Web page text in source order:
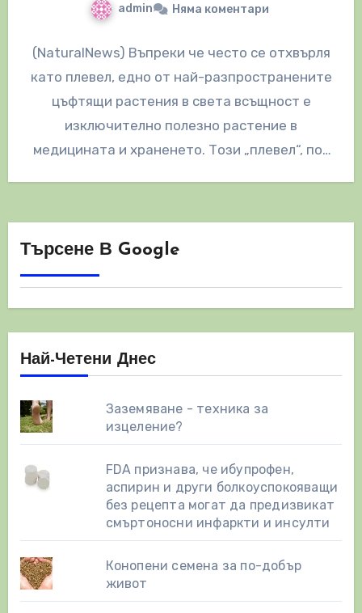
admin Няма коментари
(NaturalNews) Въпреки че често се отхвърля
като плевел, едно от най-разпространените
цъфтящи растения в света всъщност е
изключително полезно растение в
медицината и храненето. Този „плевел“, по-
Търсене В Google
Най-Четени Днес
Заземяване - техника за
изцеление?
FDA признава, че ибупрофен,
аспирин и други болкоуспокояващи
без рецепта могат да предизвикат
смъртоносни инфаркти и инсулти
Конопени семена за по-добър
живот